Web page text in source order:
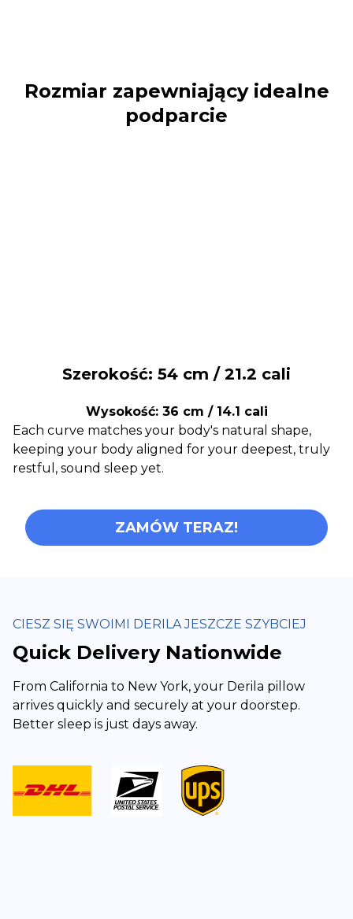
Rozmiar zapewniający idealne
podparcie
Szerokość: 54 cm / 21.2 cali
Wysokość: 36 cm / 14.1 cali
Each curve matches your body's natural shape,
keeping your body aligned for your deepest, truly
restful, sound sleep yet.
ZAMÓW TERAZ!
CIESZ SIĘ SWOIMI DERILA JESZCZE SZYBCIEJ
Quick Delivery Nationwide
From California to New York, your Derila pillow
arrives quickly and securely at your doorstep.
Better sleep is just days away.